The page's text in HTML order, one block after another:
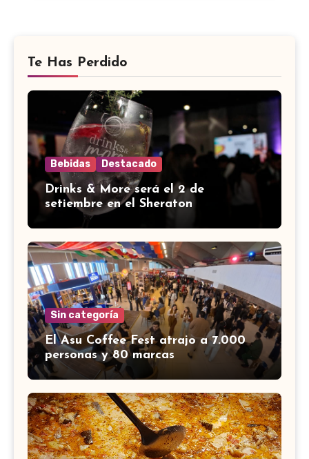
Te Has Perdido
Bebidas Destacado
Drinks & More será el 2 de
setiembre en el Sheraton
Sin categoría
El Asu Coffee Fest atrajo a 7.000
personas y 80 marcas